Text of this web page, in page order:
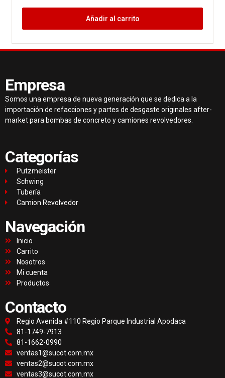
Añadir al carrito
Empresa
Somos una empresa de nueva generación que se dedica a la
importación de refacciones y partes de desgaste originales after-
market para bombas de concreto y camiones revolvedores.
Categorías
Putzmeister
Schwing
Tubería
Camion Revolvedor
Navegación
Inicio
Carrito
Nosotros
Mi cuenta
Productos
Contacto
Regio Avenida #110 Regio Parque Industrial Apodaca
81-1749-7913
81-1662-0990
ventas1@sucot.com.mx
ventas2@sucot.com.mx
ventas3@sucot.com.mx